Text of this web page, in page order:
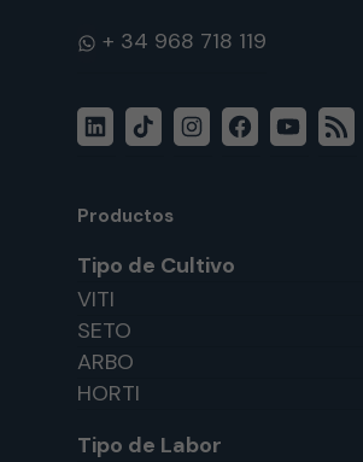
WhatsApp
LinkedInTikTokInstagram
FacebookYouTube
Feed
RSS
Productos
Tipo de Cultivo
VITI
SETO
ARBO
HORTI
Tipo de Labor